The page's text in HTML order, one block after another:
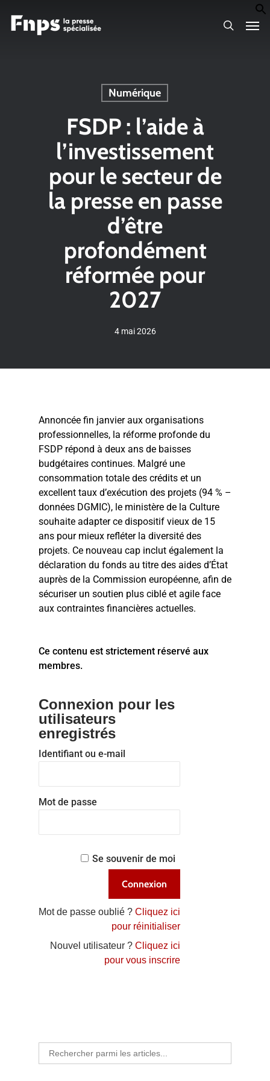
search
Numérique
FSDP : l’aide à
l’investissement
pour le secteur de
la presse en passe
d’être
profondément
réformée pour
2027
4 mai 2026
Annoncée fin janvier aux organisations
professionnelles, la réforme profonde du
FSDP répond à deux ans de baisses
budgétaires continues. Malgré une
consommation totale des crédits et un
excellent taux d’exécution des projets (94 % –
données DGMIC), le ministère de la Culture
souhaite adapter ce dispositif vieux de 15
ans pour mieux refléter la diversité des
projets. Ce nouveau cap inclut également la
déclaration du fonds au titre des aides d’État
auprès de la Commission européenne, afin de
sécuriser un soutien plus ciblé et agile face
aux contraintes financières actuelles.
Ce contenu est strictement réservé aux
membres.
Connexion pour les
utilisateurs
enregistrés
Identifiant ou e-mail
Mot de passe
Se souvenir de moi
Mot de passe oublié ?Cliquez ici
pour réinitialiser
Nouvel utilisateur ?Cliquez ici
pour vous inscrire
Search
for: